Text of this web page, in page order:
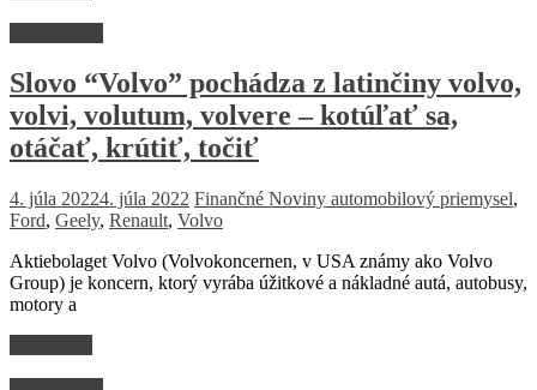
Slovo “Volvo” pochádza z latinčiny volvo,
volvi, volutum, volvere – kotúľať sa,
otáčať, krútiť, točiť
4. júla 20224. júla 2022 Finančné Noviny automobilový priemysel,
Ford, Geely, Renault, Volvo
Aktiebolaget Volvo (Volvokoncernen, v USA známy ako Volvo
Group) je koncern, ktorý vyrába úžitkové a nákladné autá, autobusy,
motory a